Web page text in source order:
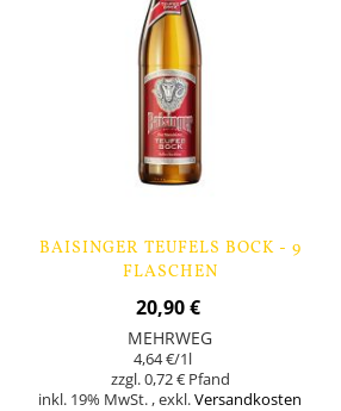
BAISINGER TEUFELS BOCK - 9
FLASCHEN
20,90 €
MEHRWEG
4,64 €/1l
0,72 €
inkl. 19% MwSt. ,exkl.Versandkosten